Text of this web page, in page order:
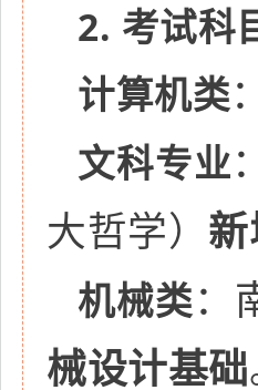
2. 考试科
计算机类
文科专业
大哲学）
机械类：
械设计基础